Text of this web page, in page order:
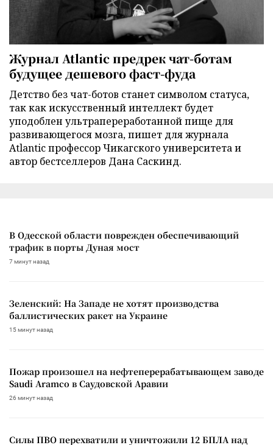
Журнал Atlantic предрек чат-ботам
будущее дешевого фаст-фуда
Детство без чат-ботов станет символом статуса,
так как искусственный интеллект будет
уподоблен ультрапереработанной пище для
развивающегося мозга, пишет для журнала
Atlantic профессор Чикагского университета и
автор бестселлеров Дана Саскинд.
В Одесской области поврежден обеспечивающий
трафик в порты Дуная мост
7 минут назад
Зеленский: На Западе не хотят производства
баллистических ракет на Украине
15 минут назад
Пожар произошел на нефтеперерабатывающем заводе
Saudi Aramco в Саудовской Аравии
26 минут назад
Силы ПВО перехватили и уничтожили 12 БПЛА над